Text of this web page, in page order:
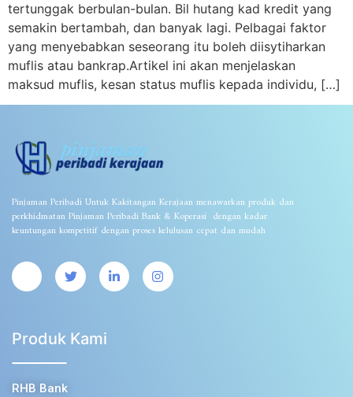
tertunggak berbulan-bulan. Bil hutang kad kredit yang
semakin bertambah, dan banyak lagi. Pelbagai faktor
yang menyebabkan seseorang itu boleh diisytiharkan
muflis atau bankrap.Artikel ini akan menjelaskan
maksud muflis, kesan status muflis kepada individu, […]
Pinjaman Peribadi Untuk Kakitangan Kerajaan menawarkan produk dan
perkhidmatan Pinjaman Peribadi Bank & Koperasi dengan kadar
keuntungan kompetitif dengan proses kelulusan cepat dan mudah
Produk Kami
RHB Bank